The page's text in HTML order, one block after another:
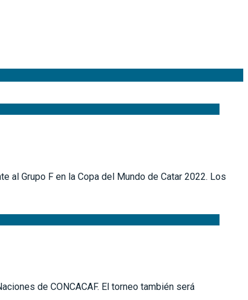
al Grupo F en la Copa del Mundo de Catar 2022. Los
de CONCACAF. El torneo también será